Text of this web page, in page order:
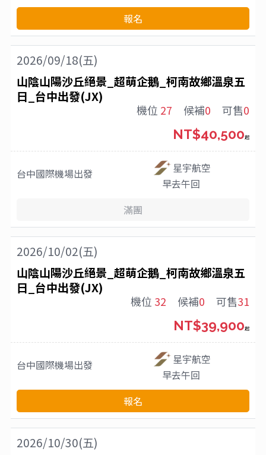
報名
2026/09/18(五)
山陰山陽沙丘絕景_超萌企鵝_柯南故鄉溫泉五
日_台中出發(JX)
機位 27 候補0 可售0
台中國際機場出發
星宇航空
早去午回
NT$40,500起
滿團
2026/10/02(五)
山陰山陽沙丘絕景_超萌企鵝_柯南故鄉溫泉五
日_台中出發(JX)
機位 32 候補0 可售31
台中國際機場出發
星宇航空
早去午回
NT$39,900起
報名
2026/10/30(五)